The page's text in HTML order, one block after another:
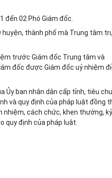
đến 02 Phó Giám đốc.
huyện, thành phố mà Trung tâm
trước Giám đốc Trung tâm và
đốc được Giám đốc uỷ nhiệm
Ủy ban nhân dân cấp tỉnh, tiêu
và quy định của pháp luật đồng
nhiệm, cách chức, khen thưởng, kỷ
quy định của pháp luật.